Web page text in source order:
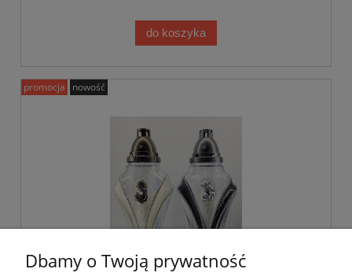
do koszyka
promocja nowość
Dbamy o Twoją prywatność